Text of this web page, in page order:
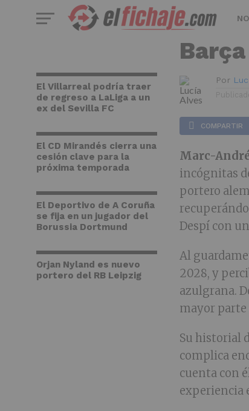
El Villarreal podría traer
de regreso a LaLiga a un
ex del Sevilla FC
El CD Mirandés cierra una
cesión clave para la
próxima temporada
El Deportivo de A Coruña
se fija en un jugador del
Borussia Dortmund
Orjan Nyland es nuevo
portero del RB Leipzig
Ter
Por
COMPARTIR
Marc-
incógnitas
portero
Despí con
Al
2028, y
azulgrana.
mayor parte
Su historial
complica
cuenta con
experiencia